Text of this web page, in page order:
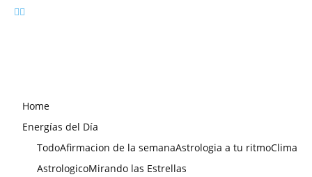
Home
Energías del Día
TodoAfirmacion de la semanaAstrologia a tu ritmoClima
AstrologicoMirando las Estrellas